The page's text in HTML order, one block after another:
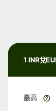
1 INR兌
最高